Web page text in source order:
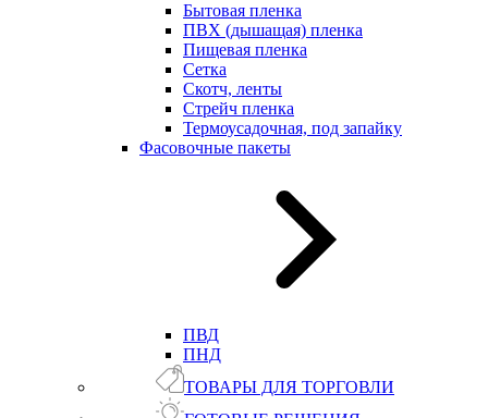
Бытовая пленка
ПВХ (дышащая) пленка
Пищевая пленка
Сетка
Скотч, ленты
Стрейч пленка
Термоусадочная, под запайку
Фасовочные пакеты
ПВД
ПНД
ТОВАРЫ ДЛЯ ТОРГОВЛИ